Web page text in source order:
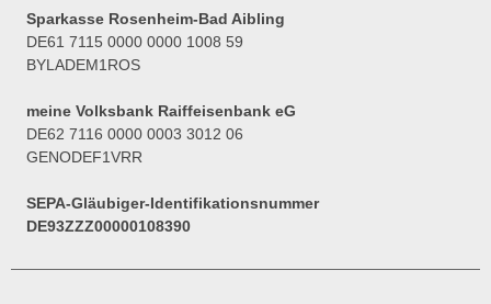
Sparkasse Rosenheim-Bad Aibling
DE61 7115 0000 0000 1008 59
BYLADEM1ROS
meine Volksbank Raiffeisenbank eG
DE62 7116 0000 0003 3012 06
GENODEF1VRR
SEPA-Gläubiger-Identifikationsnummer
DE93ZZZ00000108390